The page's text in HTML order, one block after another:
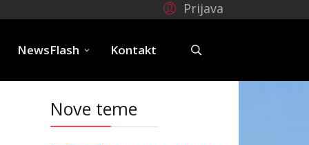
Prijava
NewsFlash Kontakt
Nove teme